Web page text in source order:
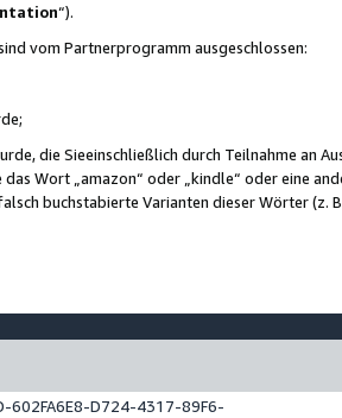
“).
vom Partnerprogramm ausgeschlossen:
die Sieeinschließlich durch Teilnahme an
Wort „amazon“ oder „kindle“ oder eine
buchstabierte Varianten dieser Wörter (z.
602FA6E8-D724-4317-89F6-